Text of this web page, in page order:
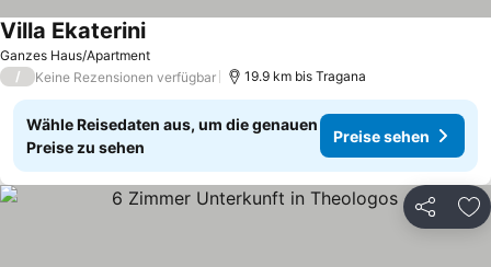
Ganzes Haus/Apartment
Villa Ekaterini
/ Keine Rezensionen verfügbar 19.9 km bis Tragana
Wähle Reisedaten aus, um die genauen
Preise zu sehen
Preise sehen
Teilen